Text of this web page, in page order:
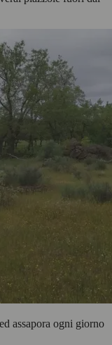
assapora ogni giorno